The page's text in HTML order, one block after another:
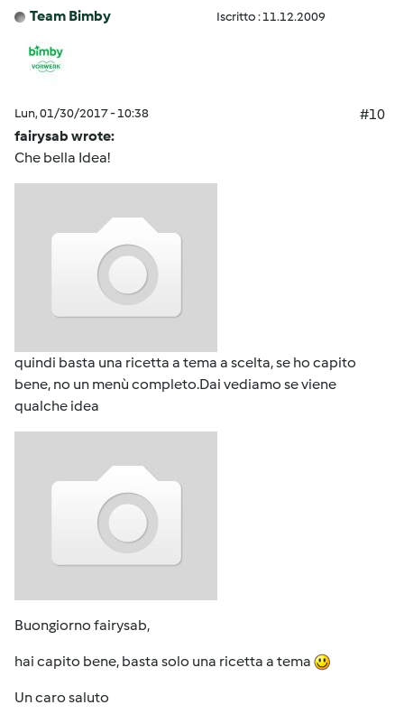
Team Bimby Iscritto : 11.12.2009
Lun, 01/30/2017 - 10:38
#10
fairysab wrote:
Che bella Idea!
quindi basta una ricetta a tema a scelta, se ho capito
bene, no un menù completo.Dai vediamo se viene
qualche idea
Buongiorno fairysab,
hai capito bene, basta solo una ricetta a tema
Un caro saluto